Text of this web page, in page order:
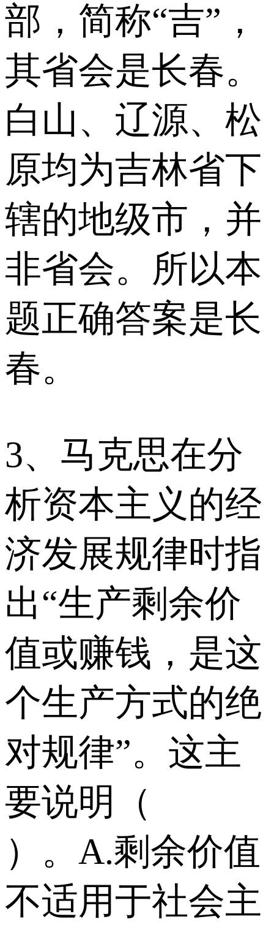
部，简称“吉”，
其省会是长春。
白山、辽源、松
原均为吉林省下
辖的地级市，并
非省会。所以本
题正确答案是长
春。
3、马克思在分
析资本主义的经
济发展规律时指
出“生产剩余价
值或赚钱，是这
个生产方式的绝
对规律”。这主
要说明（
）。 A.剩余价值
不适用于社会主